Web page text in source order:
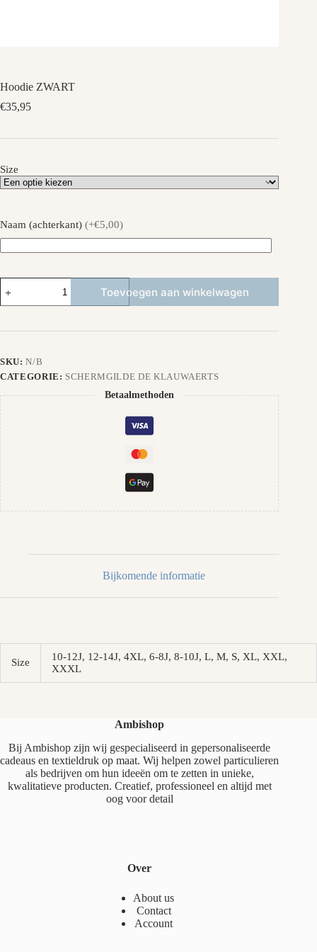
Hoodie ZWART
€35,95
Size
Naam (achterkant) (+€5,00)
ZWART
aantal
Toevoegen aan winkelwagen
SKU:N/B
CATEGORIE: SCHERMGILDE DE KLAUWAERTS
Betaalmethoden
Bijkomende informatie
Size
10-12J, 12-14J, 4XL, 6-8J, 8-10J, L, M, S, XL, XXL,
XXXL
Ambishop
Bij Ambishop zijn wij gespecialiseerd in gepersonaliseerde
cadeaus en textieldruk op maat. Wij helpen zowel particulieren
als bedrijven om hun ideeën om te zetten in unieke,
kwalitatieve producten. Creatief, professioneel en altijd met
oog voor detail
Over
About us
Contact
Account